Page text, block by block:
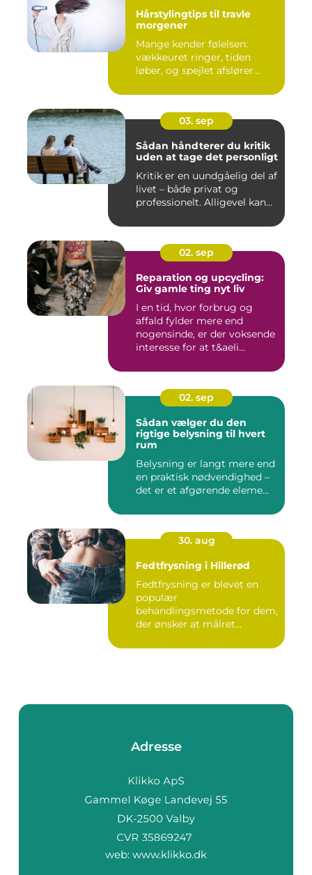
Hårstylingtips til travle
morgener
Mange kender følelsen:
vækkeuret ringer, tiden
løber, og spejlet afslører...
03. sep
Sådan håndterer du kritik
uden at tage det personligt
Kritik er en uundgåelig del af
livet – både privat og
professionelt. Alligevel kan...
02. sep
Reparation og upcycling:
Giv gamle ting nyt liv
I en tid, hvor forbrug og
affald fylder mere end
nogensinde, er der voksende
interesse for at t&aeli...
02. sep
Sådan vælger du den
rigtige belysning til hvert
rum
Belysning er langt mere end
en praktisk nødvendighed –
det er et afgørende eleme...
30. aug
Fedtfrysning i Hillerød
Fedtfrysning er blevet en
populær
behandlingsmetode for dem,
der ønsker at målret...
Adresse
web: www.klikko.dk